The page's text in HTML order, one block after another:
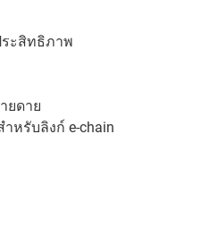
ะสิทธิภาพ
ยดาย
หรับลิงก์ e-chain